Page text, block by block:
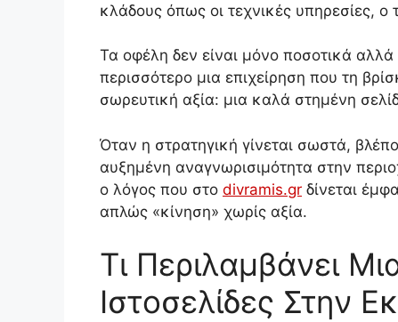
κλάδους όπως οι τεχνικές υπηρεσίες, ο
Τα οφέλη δεν είναι μόνο ποσοτικά αλλά
περισσότερο μια επιχείρηση που τη
σωρευτική αξία: μια καλά στημένη
Όταν η στρατηγική γίνεται σωστά,
αυξημένη αναγνωρισιμότητα στην
ο λόγος που στο divramis.gr δίνεται
απλώς «κίνηση» χωρίς αξία.
Τι Περιλαμβάνει
Ιστοσελίδες Στην